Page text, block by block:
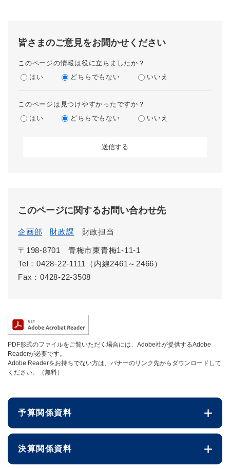
皆さまのご意見をお聞かせください
このページの情報は役に立ちましたか？
はい
どちらでもない いいえ
このページは見つけやすかったですか？
はい
どちらでもない いいえ
このページに関するお問い合わせ先
企画部 財政課 財政担当
〒198-8701
青梅市東青梅1-11-1
Tel：0428-22-1111（内線2461～2466）
Fax：0428-22-3508
PDF形式のファイルをご覧いただく場合には、Adobe社が提供するAdobe
Readerが必要です。
Adobe Readerをお持ちでない方は、バナーのリンク先からダウンロードして
ください。（無料）
予算関係資料
決算関係資料